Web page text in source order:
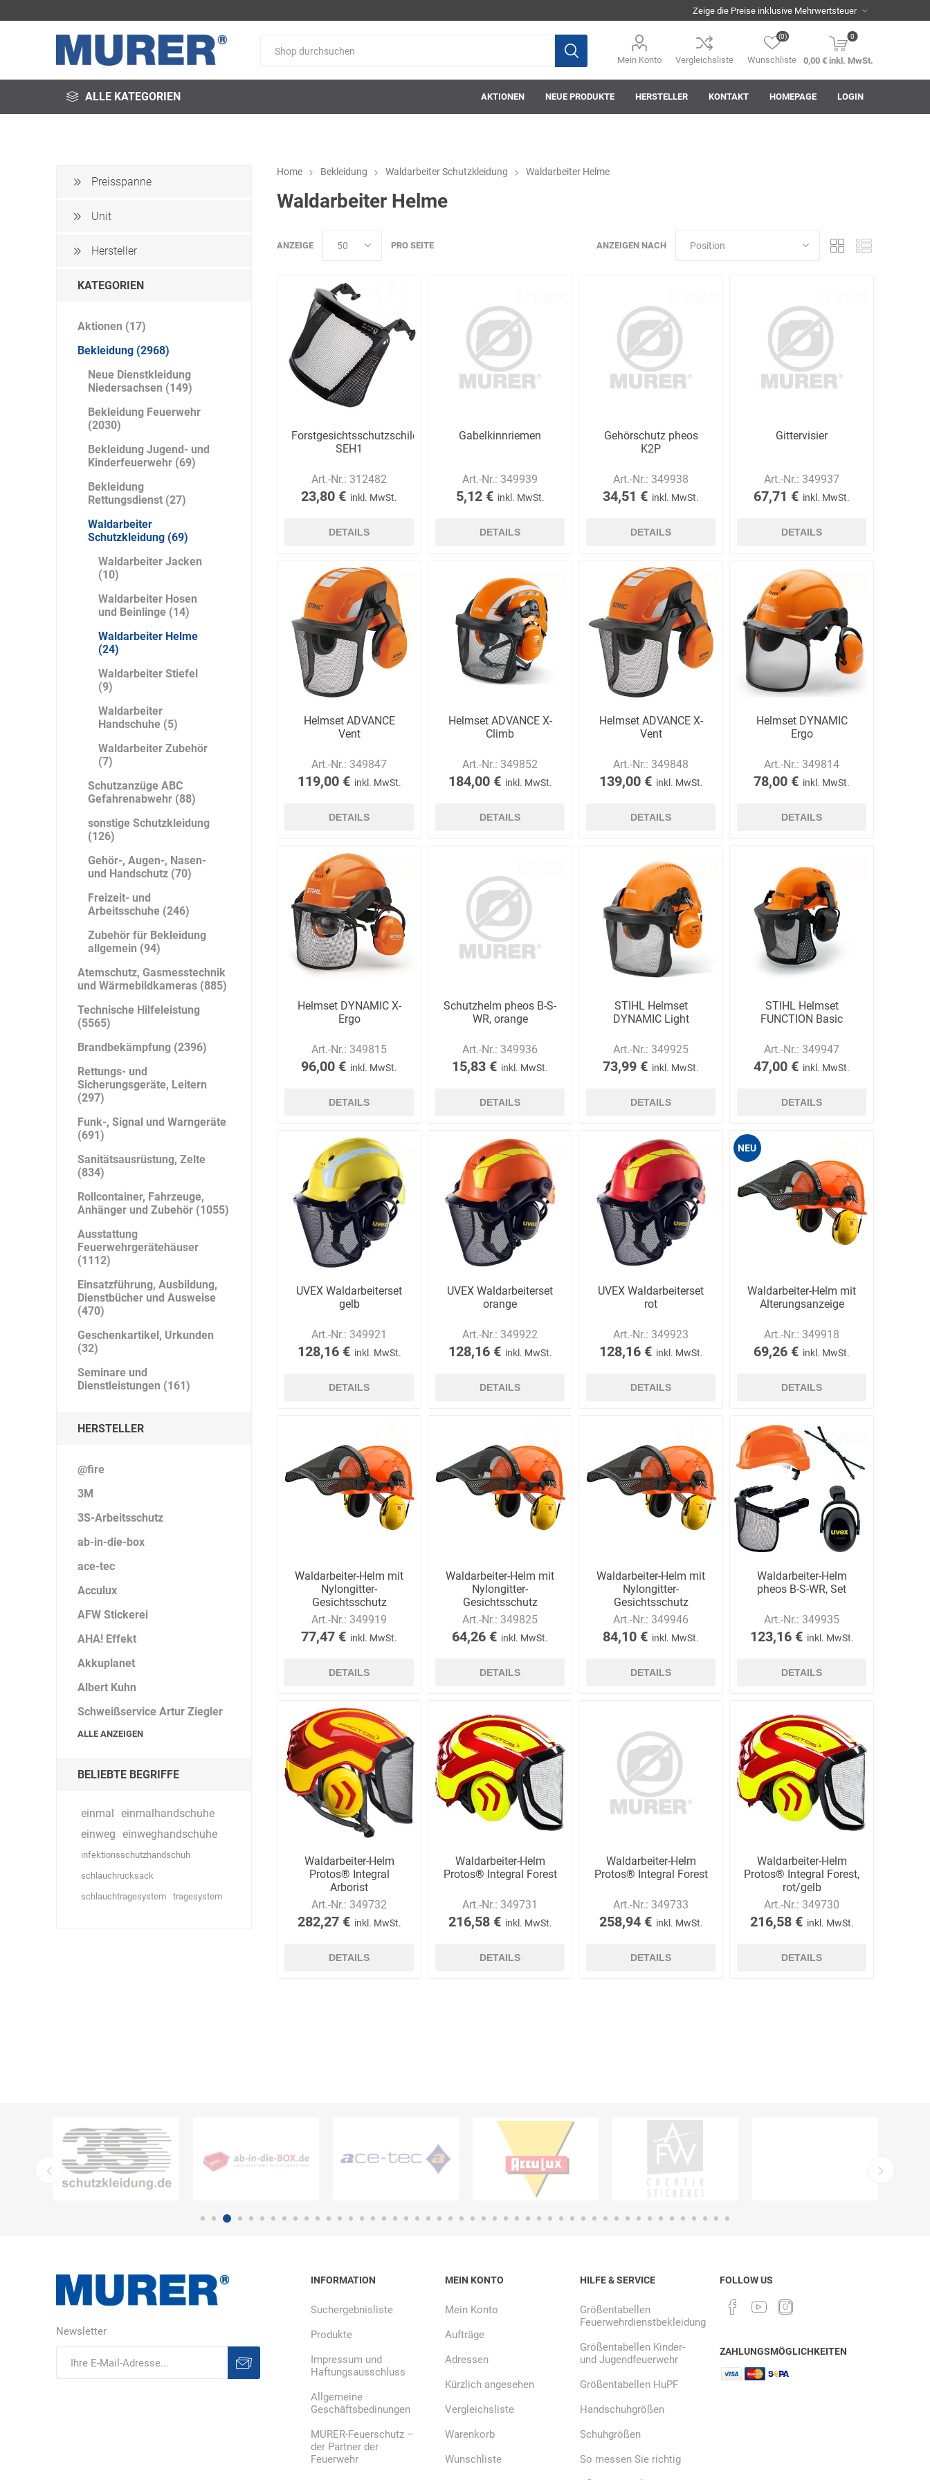
Mein Konto Vergleichsliste Wunschliste
(0) 0
0,00 € inkl. MwSt.
ALLE KATEGORIEN AKTIONEN NEUE PRODUKTE HERSTELLER
ab-in-die-box ace-tec
Alwit
Schulungen
automess autoterm AWG
Beal Beos Bieri
Arbeitsschutz
Big Fire (B. S.
Belüftungs-
Binder
Bito BMI Boorberg BOSCH
BrandschutztechnikBrandschutztechnik
Müller
Braucke
BST
Brandschutztechnik
Bücking
dreinaht
Bussard Carl Fritz Cemo Ceotronics
Cer112 comazo contradis Der Klassiker
Dirk van de
Renne
Domeyer
Dr.
Schumacher
Dr. Sthamer Dräger
DS Safety
DSB Deutsche
ELECTRO-
MATION
elektron
KONTAKT HOMEPAGE LOGIN
Home Bekleidung Waldarbeiter Schutzkleidung Waldarbeiter Helme
Waldarbeiter Helme
ANZEIGEN NACH
ANZEIGE PRO SEITE
Forstgesichtsschutzschild
SEH1
Art.-Nr.: 312482
23,80 € inkl. MwSt.
DETAILS
Gabelkinnriemen
Art.-Nr.: 349939
5,12 € inkl. MwSt.
DETAILS
Gehörschutz pheos
K2P
Art.-Nr.: 349938
34,51 € inkl. MwSt.
DETAILS
Gittervisier
Art.-Nr.: 349937
67,71 € inkl. MwSt.
DETAILS
Helmset ADVANCE
Vent
Art.-Nr.: 349847
119,00 € inkl. MwSt.
DETAILS
Helmset ADVANCE X-
Climb
Art.-Nr.: 349852
184,00 € inkl. MwSt.
DETAILS
Helmset ADVANCE X-
Vent
Art.-Nr.: 349848
139,00 € inkl. MwSt.
DETAILS
Helmset DYNAMIC
Ergo
Art.-Nr.: 349814
78,00 € inkl. MwSt.
DETAILS
Helmset DYNAMIC X-
Ergo
Art.-Nr.: 349815
96,00 € inkl. MwSt.
DETAILS
Schutzhelm pheos B-S-
WR, orange
Art.-Nr.: 349936
15,83 € inkl. MwSt.
DETAILS
STIHL Helmset
DYNAMIC Light
Art.-Nr.: 349925
73,99 € inkl. MwSt.
DETAILS
STIHL Helmset
FUNCTION Basic
Art.-Nr.: 349947
47,00 € inkl. MwSt.
DETAILS
UVEX Waldarbeiterset
gelb
Art.-Nr.: 349921
128,16 € inkl. MwSt.
DETAILS
UVEX Waldarbeiterset
orange
Art.-Nr.: 349922
128,16 € inkl. MwSt.
DETAILS
UVEX Waldarbeiterset
rot
Art.-Nr.: 349923
128,16 € inkl. MwSt.
DETAILS
NEU
Waldarbeiter-Helm mit
Alterungsanzeige
Art.-Nr.: 349918
69,26 € inkl. MwSt.
DETAILS
Waldarbeiter-Helm mit
Nylongitter-
Gesichtsschutz
Art.-Nr.: 349919
77,47 € inkl. MwSt.
DETAILS
Waldarbeiter-Helm mit
Nylongitter-
Gesichtsschutz
Art.-Nr.: 349825
64,26 € inkl. MwSt.
DETAILS
Waldarbeiter-Helm mit
Nylongitter-
Gesichtsschutz
Art.-Nr.: 349946
84,10 € inkl. MwSt.
DETAILS
Waldarbeiter-Helm
pheos B-S-WR, Set
Art.-Nr.: 349935
123,16 € inkl. MwSt.
DETAILS
Waldarbeiter-Helm
Protos® Integral
Arborist
Art.-Nr.: 349732
282,27 € inkl. MwSt.
DETAILS
Waldarbeiter-Helm
Protos® Integral Forest
Art.-Nr.: 349731
216,58 € inkl. MwSt.
DETAILS
Waldarbeiter-Helm
Protos® Integral Forest
Art.-Nr.: 349733
258,94 € inkl. MwSt.
DETAILS
Waldarbeiter-Helm
Protos® Integral Forest,
rot/gelb
Art.-Nr.: 349730
216,58 € inkl. MwSt.
DETAILS
Preisspanne
Unit
Hersteller
KATEGORIEN
Aktionen (17)
Bekleidung (2968)
Neue Dienstkleidung
Niedersachsen (149)
Bekleidung Feuerwehr
(2030)
Bekleidung Jugend- und
Kinderfeuerwehr (69)
Bekleidung
Rettungsdienst (27)
Waldarbeiter
Schutzkleidung (69)
Waldarbeiter Jacken
(10)
Waldarbeiter Hosen
und Beinlinge (14)
Waldarbeiter Helme
(24)
Waldarbeiter Stiefel
(9)
Waldarbeiter
Handschuhe (5)
Waldarbeiter Zubehör
(7)
Schutzanzüge ABC
Gefahrenabwehr (88)
sonstige Schutzkleidung
(126)
Gehör-, Augen-, Nasen-
und Handschutz (70)
Freizeit- und
Arbeitsschuhe (246)
Zubehör für Bekleidung
allgemein (94)
Atemschutz, Gasmesstechnik
und Wärmebildkameras (885)
Technische Hilfeleistung
(5565)
Brandbekämpfung (2396)
Rettungs- und
Sicherungsgeräte, Leitern
(297)
Funk-, Signal und Warngeräte
(691)
Sanitätsausrüstung, Zelte
(834)
Rollcontainer, Fahrzeuge,
Anhänger und Zubehör (1055)
Ausstattung
Feuerwehrgerätehäuser
(1112)
Einsatzführung, Ausbildung,
Dienstbücher und Ausweise
(470)
Geschenkartikel, Urkunden
(32)
Seminare und
Dienstleistungen (161)
HERSTELLER
@fire
3M
3S-Arbeitsschutz
ab-in-die-box
ace-tec
Acculux
AFW Stickerei
AHA! Effekt
Akkuplanet
Albert Kuhn
Schweißservice Artur Ziegler
ALLE ANZEIGEN
BELIEBTE BEGRIFFE
einmal einmalhandschuhe
einweg einweghandschuhe
infektionsschutzhandschuh
schlauchrucksack
schlauchtragesystem
tragesystem
Newsletter
INFORMATION
Suchergebnisliste
Produkte
Impressum und
Haftungsausschluss
Allgemeine
Geschäftsbedinungen
MURER-Feuerschutz –
der Partner der
Feuerwehr
MEIN KONTO
Mein Konto
Aufträge
Adressen
Kürzlich angesehen
Vergleichsliste
Warenkorb
Wunschliste
HILFE & SERVICE
Größentabellen
Feuerwehrdienstbekleidung
Größentabellen Kinder-
und Jugendfeuerwehr
Größentabellen HuPF
Handschuhgrößen
Schuhgrößen
So messen Sie richtig
FOLLOW US
ZAHLUNGSMÖGLICHKEITEN